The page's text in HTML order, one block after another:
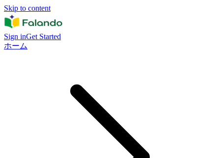
Skip to content
Sign inGet Started
ホーム